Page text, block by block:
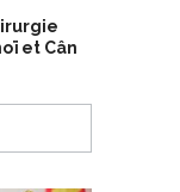
et Cân